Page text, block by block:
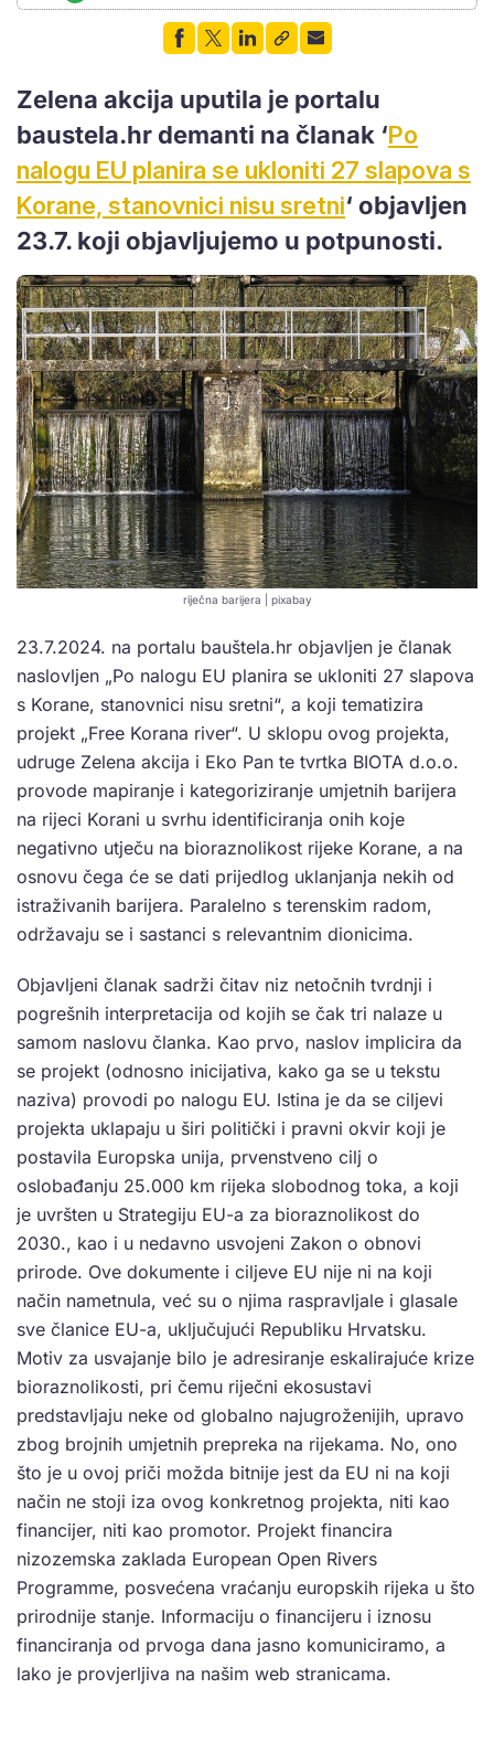
Zelena akcija uputila je portalu
baustela.hr demanti na članak ‘Po
nalogu EU planira se ukloniti 27 slapova s
Korane, stanovnici nisu sretni‘ objavljen
23.7. koji objavljujemo u potpunosti.
riječna barijera | pixabay
23.7.2024. na portalu bauštela.hr objavljen je članak
naslovljen „Po nalogu EU planira se ukloniti 27 slapova
s Korane, stanovnici nisu sretni“, a koji tematizira
projekt „Free Korana river“. U sklopu ovog projekta,
udruge Zelena akcija i Eko Pan te tvrtka BIOTA d.o.o.
provode mapiranje i kategoriziranje umjetnih barijera
na rijeci Korani u svrhu identificiranja onih koje
negativno utječu na bioraznolikost rijeke Korane, a na
osnovu čega će se dati prijedlog uklanjanja nekih od
istraživanih barijera. Paralelno s terenskim radom,
održavaju se i sastanci s relevantnim dionicima.
Objavljeni članak sadrži čitav niz netočnih tvrdnji i
pogrešnih interpretacija od kojih se čak tri nalaze u
samom naslovu članka. Kao prvo, naslov implicira da
se projekt (odnosno inicijativa, kako ga se u tekstu
naziva) provodi po nalogu EU. Istina je da se ciljevi
projekta uklapaju u širi politički i pravni okvir koji je
postavila Europska unija, prvenstveno cilj o
oslobađanju 25.000 km rijeka slobodnog toka, a koji
je uvršten u Strategiju EU-a za bioraznolikost do
2030., kao i u nedavno usvojeni Zakon o obnovi
prirode. Ove dokumente i ciljeve EU nije ni na koji
način nametnula, već su o njima raspravljale i glasale
sve članice EU-a, uključujući Republiku Hrvatsku.
Motiv za usvajanje bilo je adresiranje eskalirajuće krize
bioraznolikosti, pri čemu riječni ekosustavi
predstavljaju neke od globalno najugroženijih, upravo
zbog brojnih umjetnih prepreka na rijekama. No, ono
što je u ovoj priči možda bitnije jest da EU ni na koji
način ne stoji iza ovog konkretnog projekta, niti kao
financijer, niti kao promotor. Projekt financira
nizozemska zaklada European Open Rivers
Programme, posvećena vraćanju europskih rijeka u što
prirodnije stanje. Informaciju o financijeru i iznosu
financiranja od prvoga dana jasno komuniciramo, a
lako je provjerljiva na našim web stranicama.